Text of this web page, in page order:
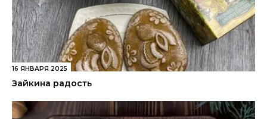
16 ЯНВАРЯ 2025
Зайкина радость